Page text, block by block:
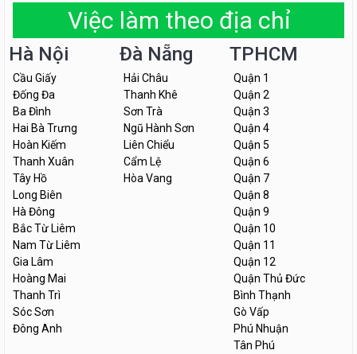
Việc làm theo địa chỉ
Hà Nội
Cầu Giấy
Đống Đa
Ba Đình
Hai Bà Trưng
Hoàn Kiếm
Thanh Xuân
Tây Hồ
Long Biên
Hà Đông
Bắc Từ Liêm
Nam Từ Liêm
Gia Lâm
Hoàng Mai
Thanh Trì
Sóc Sơn
Đông Anh
Đà Nẵng
Hải Châu
Thanh Khê
Sơn Trà
Ngũ Hành Sơn
Liên Chiểu
Cẩm Lệ
Hòa Vang
TPHCM
Quận 1
Quận 2
Quận 3
Quận 4
Quận 5
Quận 6
Quận 7
Quận 8
Quận 9
Quận 10
Quận 11
Quận 12
Quận Thủ Đức
Bình Thạnh
Gò Vấp
Phú Nhuận
Tân Phú